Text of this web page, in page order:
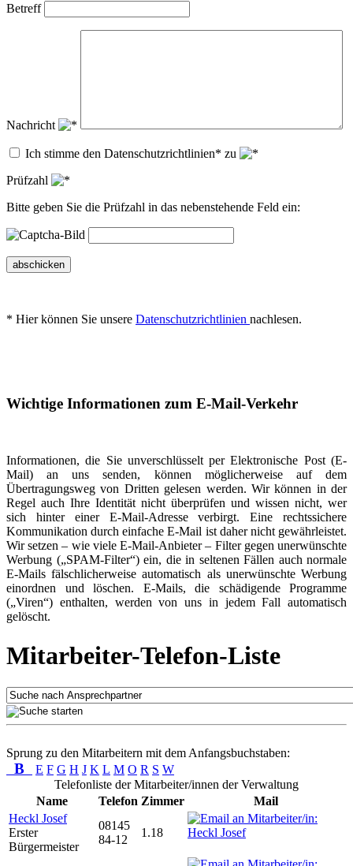
Betreff
Nachricht
Ich stimme den Datenschutzrichtlinien* zu
Prüfzahl
Bitte geben Sie die Prüfzahl in das nebenstehende Feld ein:
abschicken
* Hier können Sie unsere Datenschutzrichtlinien nachlesen.
Wichtige Informationen zum E-Mail-Verkehr
Informationen, die Sie unverschlüsselt per Elektronische Post (E-
Mail) an uns senden, können möglicherweise auf dem
Übertragungsweg von Dritten gelesen werden. Wir können in der
Regel auch Ihre Identität nicht überprüfen und wissen nicht, wer
sich hinter einer E-Mail-Adresse verbirgt. Eine rechtssichere
Kommunikation durch einfache E-Mail ist daher nicht gewährleistet.
Wir setzen – wie viele E-Mail-Anbieter – Filter gegen unerwünschte
Werbung („SPAM-Filter“) ein, die in seltenen Fällen auch normale
E-Mails fälschlicherweise automatisch als unerwünschte Werbung
einordnen und löschen. E-Mails, die schädigende Programme
(„Viren“) enthalten, werden von uns in jedem Fall automatisch
gelöscht.
Mitarbeiter-Telefon-Liste
Sprung zu den Mitarbeitern mit dem Anfangsbuchstaben:
B E F G H J K L M O R S W
Telefonliste der Mitarbeiter/innen der Verwaltung
Name
Telefon Zimmer
Mail
Heckl Josef
Erster
Bürgermeister
08145
84-12
1.18